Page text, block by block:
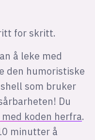
for skritt.
å leke med
den humoristiske
som bruker
Du
koden herfra.
minutter å